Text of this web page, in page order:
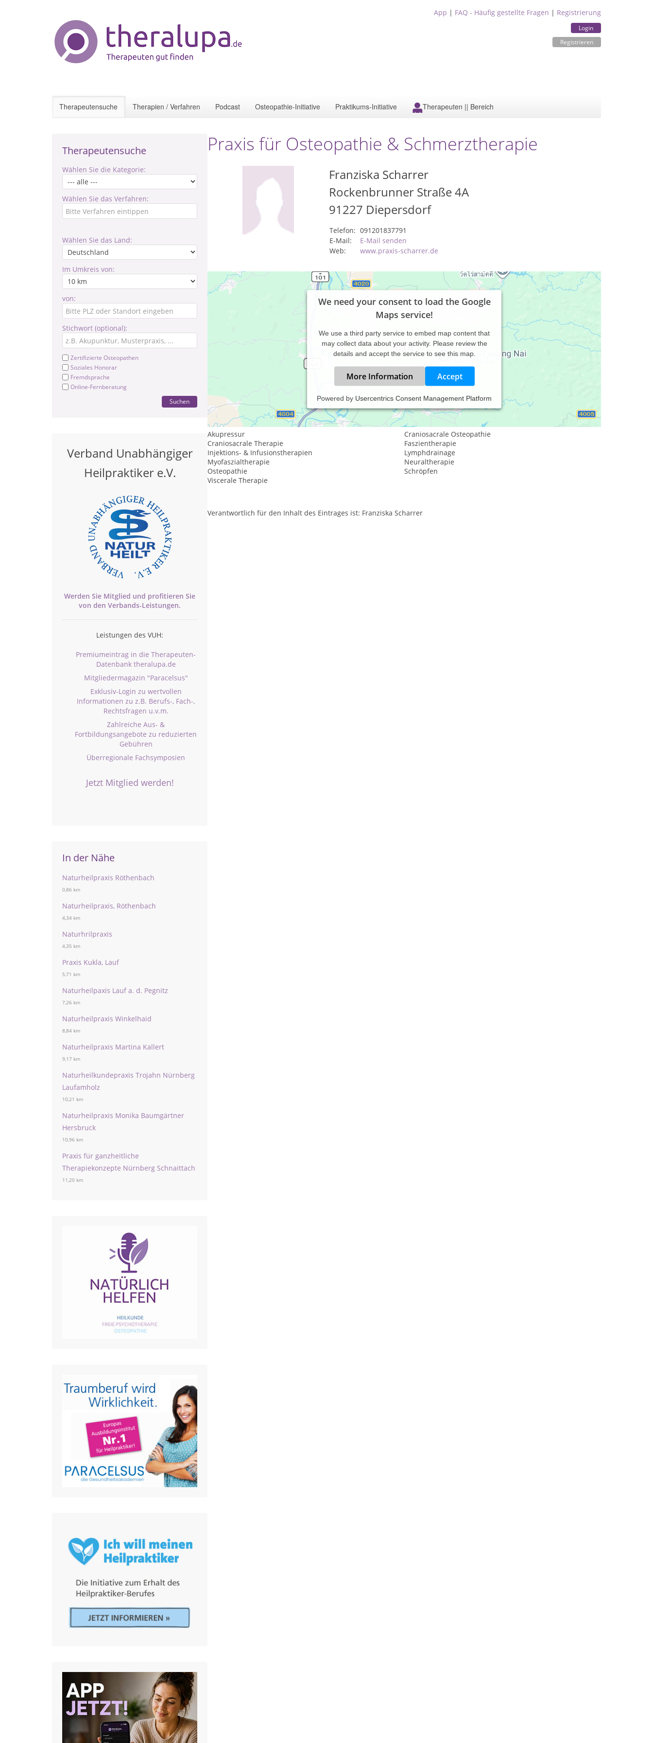
App | FAQ - Häufig gestellte Fragen | Registrierung
Login
Registrieren
Therapeutensuche Therapien / Verfahren Podcast Osteopathie-Initiative Praktikums-Initiative Therapeuten || Bereich
Therapeutensuche
Wählen Sie die Kategorie:
Wählen Sie das Verfahren:
Wählen Sie das Land:
Im Umkreis von:
von:
Stichwort (optional):
Zertifizierte Osteopathen
Soziales Honorar
Fremdsprache
Online-Fernberatung
Suchen
Verband Unabhängiger
Heilpraktiker e.V.
Werden Sie Mitglied und profitieren Sie
von den Verbands-Leistungen.
Leistungen des VUH:
Premiumeintrag in die Therapeuten-
Datenbank theralupa.de
Mitgliedermagazin "Paracelsus"
Exklusiv-Login zu wertvollen
Informationen zu z.B. Berufs-, Fach-,
Rechtsfragen u.v.m.
Zahlreiche Aus- &
Fortbildungsangebote zu reduzierten
Gebühren
Überregionale Fachsymposien
Jetzt Mitglied werden!
In der Nähe
Naturheilpraxis Röthenbach
0,86 km
Naturheilpraxis, Röthenbach
4,34 km
Naturhrilpraxis
4,35 km
Praxis Kukla, Lauf
5,71 km
Naturheilpaxis Lauf a. d. Pegnitz
7,26 km
Naturheilpraxis Winkelhaid
8,84 km
Naturheilpraxis Martina Kallert
9,17 km
Naturheilkundepraxis Trojahn Nürnberg
Laufamholz
10,21 km
Naturheilpraxis Monika Baumgärtner
Hersbruck
10,96 km
Praxis für ganzheitliche
Therapiekonzepte Nürnberg Schnaittach
11,20 km
Praxis für Osteopathie & Schmerztherapie
Franziska Scharrer
Rockenbrunner Straße 4A
91227 Diepersdorf
Telefon: 091201837791
E-Mail:
E-Mail senden
Web:
www.praxis-scharrer.de
We need your consent to load the Google
Maps service!
We use a third party service to embed map content that
may collect data about your activity. Please review the
details and accept the service to see this map.
More Information Accept
Powered by Usercentrics Consent Management Platform
Leistungsspektrum:
Traditionelle und komplementäre Medizin, Heilkunde
Akupressur
Craniosacrale Osteopathie
Craniosacrale Therapie
Faszientherapie
Injektions- & Infusionstherapien
Lymphdrainage
Myofaszialtherapie
Neuraltherapie
Osteopathie
Schröpfen
Viscerale Therapie
Verantwortlich für den Inhalt des Eintrages ist: Franziska Scharrer